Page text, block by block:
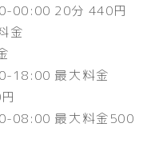
00:00 20分 440円
金
18:00 最大料金
08:00 最大料金500